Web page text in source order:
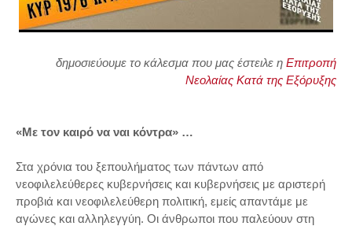
δημοσιεύουμε το κάλεσμα που μας έστειλε η Επιτροπή
Νεολαίας Κατά της Εξόρυξης
«Με τον καιρό να ναι κόντρα» …
Στα χρόνια του ξεπουλήματος των πάντων από
νεοφιλελεύθερες κυβερνήσεις και κυβερνήσεις με αριστερή
προβιά και νεοφιλελεύθερη πολιτική, εμείς απαντάμε με
αγώνες και αλληλεγγύη. Οι άνθρωποι που παλεύουν στη